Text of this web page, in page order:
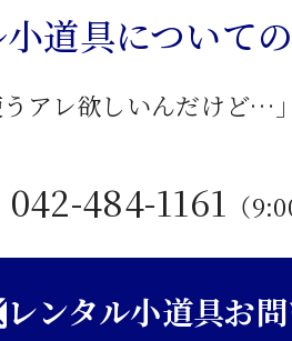
小道具について
うアレ欲しいんだけど…
042-484-1161 （
レンタル小道具お